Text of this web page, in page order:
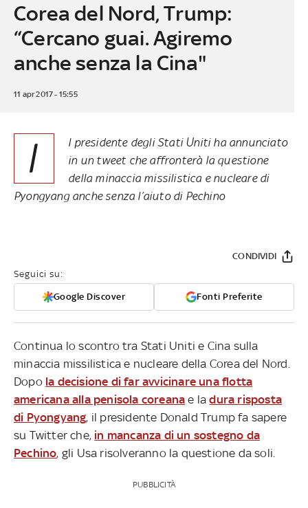
Corea del Nord, Trump:
“Cercano guai. Agiremo
anche senza la Cina"
11 apr 2017 - 15:55
I
l presidente degli Stati Uniti ha annunciato
in un tweet che affronterà la questione
della minaccia missilistica e nucleare di
Pyongyang anche senza l’aiuto di Pechino
Seguici su:
Google Discover Fonti Preferite
CONDIVIDI
Continua lo scontro tra Stati Uniti e Cina sulla
minaccia missilistica e nucleare della Corea del Nord.
Dopo la decisione di far avvicinare una flotta
americana alla penisola coreana e ladura risposta
di Pyongyang, il presidente Donald Trump fa sapere
su Twitter che, in mancanza di un sostegno da
Pechino, gli Usa risolveranno la questione da soli.
PUBBLICITÀ